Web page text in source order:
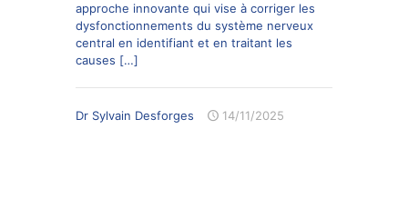
approche innovante qui vise à corriger les
dysfonctionnements du système nerveux
central en identifiant et en traitant les
causes […]
Dr Sylvain Desforges 14/11/2025